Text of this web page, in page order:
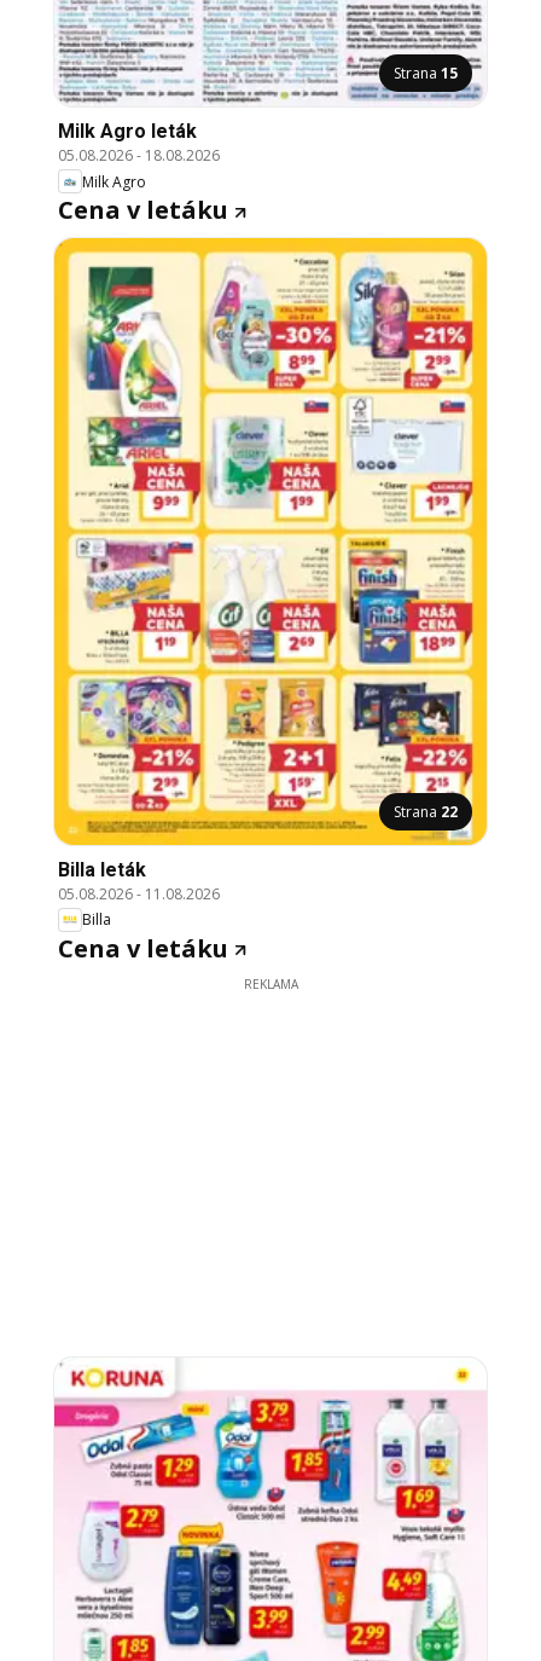
Strana 15
Milk Agro leták
05.08.2026- 18.08.2026
Milk Agro
Cena v letáku
Strana 22
Billa leták
05.08.2026- 11.08.2026
Billa
Cena v letáku
REKLAMA